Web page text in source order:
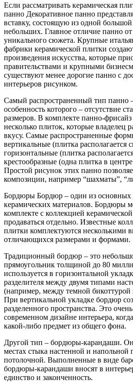
Если рассматривать керамическая
панно Декоративное панно
вставку, состоящую из одной
небольших. Главное отличие панно
уникального сюжета. Крупные
фабрики керамической плитки
произведения искусства, которые
правительствами и крупными
существуют менее дорогие панно с
интерьеров рисунком.
Самый распространенный тип панно
особенность которого – отсутствие
размеров. В комплекте панно-фрисайз
несколько плиток, которые владелец
вкусу. Самые распространенные
вертикальные (плитка располагается
горизонтальные (плитка
крестообразные (одна плитка в
Простой рисунок этих панно
композиции, например “шахматы”,
Бордюры Бордюр – один из основных
керамических материалов. Бордюры
комплекте с коллекцией
продаваться отдельно. Известные
плитки комплектуются несколькими
отличающихся размерами и формами.
Традиционный бордюр – это
прямоугольник толщиной до 80
используется в горизонтальной
разделителя между двумя типами
(например, между темной бикоттурой
При вертикальной укладке бордюр
разделенного пространства. Это
современном дизайне интерьера,
какой-либо предмет из общего фона.
Другой тип – бордюры-карандаши.
местах стыка настенной и напольной
потолочной. Выполненные в виде
бордюры-карандаши вносят в
единство и законченность.